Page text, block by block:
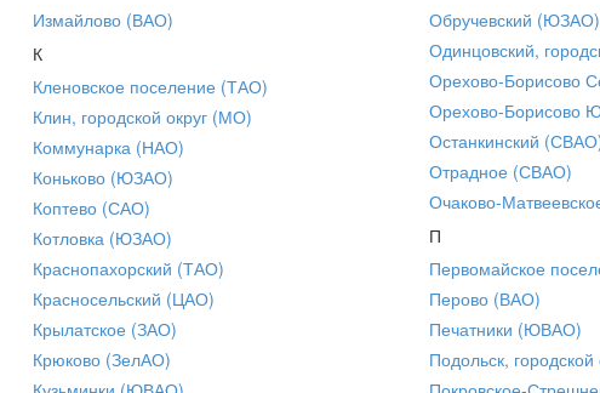
Измайлово (ВАО)
К
Кленовское поселение (ТАО)
Клин, городской округ (МО)
Коммунарка (НАО)
Коньково (ЮЗАО)
Коптево (САО)
Котловка (ЮЗАО)
Краснопахорский (ТАО)
Красносельский (ЦАО)
Крылатское (ЗАО)
Крюково (ЗелАО)
Обручевский (ЮЗАО)
Одинцовский,
Орехово-Борисово
Орехово-Борисово
Останкинский
Отрадное (СВАО)
Очаково-
П
Первомайское
Перово (ВАО)
Печатники (ЮВАО)
Подольск,